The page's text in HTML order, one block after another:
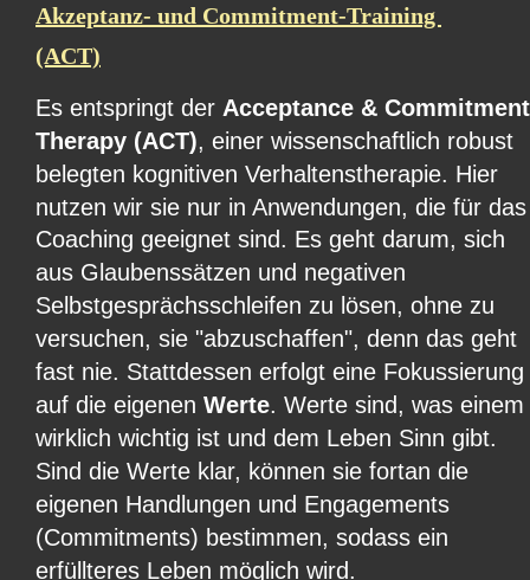
Akzeptanz- und Commitment-Training
(ACT)
Es entspringt der Acceptance &
Therapy (ACT), einer wissenschaftlich robust
belegten kognitiven Verhaltenstherapie. Hier
nutzen wir sie nur in Anwendungen, die für
Coaching geeignet sind. Es geht darum, sich
aus Glaubenssätzen und negativen
Selbstgesprächsschleifen zu lösen, ohne zu
versuchen, sie "abzuschaffen", denn das geht
fast nie. Stattdessen erfolgt eine Fokussierung
auf die eigenen Werte. Werte sind, was einem
wirklich wichtig ist und dem Leben Sinn gibt.
Sind die Werte klar, können sie fortan die
eigenen Handlungen und Engagements
(Commitments) bestimmen, sodass ein
erfüllteres Leben möglich wird.